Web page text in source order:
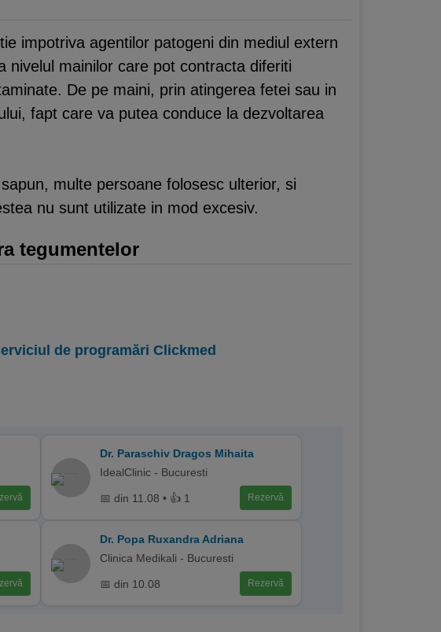
impotriva agentilor patogeni din mediul extern
mainilor care pot contracta diferiti
De pe maini, prin atingerea fetei sau in
fapt care va putea conduce la dezvoltarea
multe persoane folosesc ulterior, si
nu sunt utilizate in mod excesiv.
tegumentelor
de programări Clickmed
Dr. Paraschiv Dragos Mihaita
IdealClinic - Bucuresti
📅 din 11.08 • 👍 1 Rezervă
Dr. Popa Ruxandra Adriana
Clinica Medikali - Bucuresti
📅 din 10.08 Rezervă